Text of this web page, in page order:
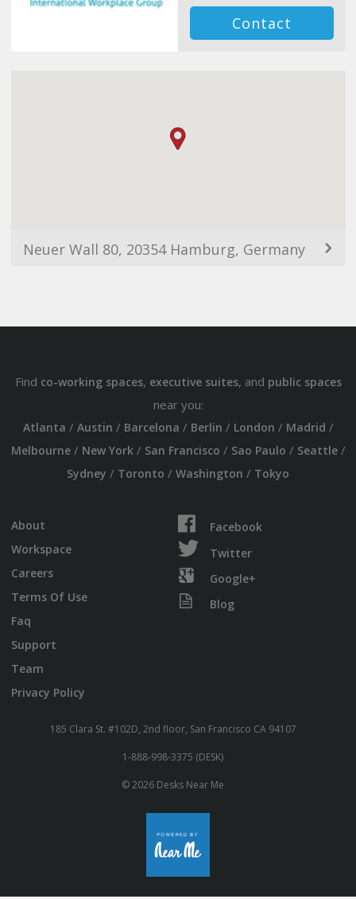
Contact
Neuer Wall 80, 20354 Hamburg, Germany
Find co-working spaces, executive suites, and public spaces
near you:
Atlanta / Austin / Barcelona / Berlin / London / Madrid /
Melbourne/ New York/ San Francisco / Sao Paulo / Seattle/
Sydney / Toronto / Washington / Tokyo
About
Workspace
Careers
Terms Of Use
Faq
Support
Team
Privacy Policy
Facebook
Twitter
Google+
Blog
185 Clara St. #102D, 2nd floor, San Francisco CA 94107
1-888-998-3375 (DESK)
© 2026 Desks Near Me